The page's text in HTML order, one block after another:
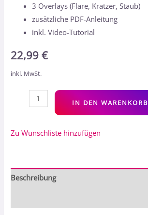
3 Overlays (Flare, Kratzer, Staub)
zusätzliche PDF-Anleitung
inkl. Video-Tutorial
22,99€
inkl. MwSt.
IN DEN WARENKORB
Zu Wunschliste hinzufügen
Beschreibung